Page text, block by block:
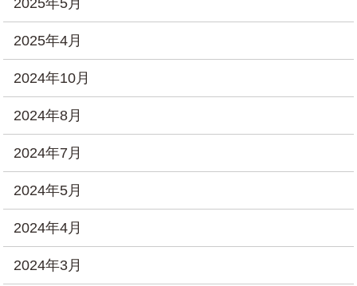
2025年4月
2024年10月
2024年8月
2024年7月
2024年5月
2024年4月
2024年3月